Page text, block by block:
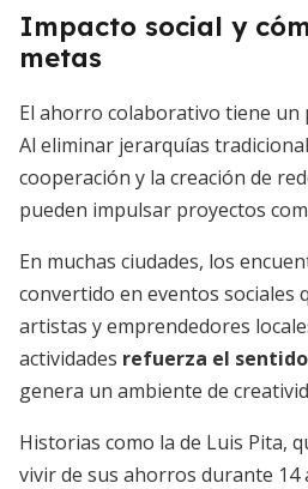
Impacto social y
metas
El ahorro colaborativo tiene un
Al eliminar jerarquías
cooperación y la creación de
pueden impulsar proyectos
En muchas ciudades, los
convertido en eventos sociales
artistas y emprendedores
actividades refuerza el
genera un ambiente de
Historias como la de Luis Pita,
vivir de sus ahorros durante 14